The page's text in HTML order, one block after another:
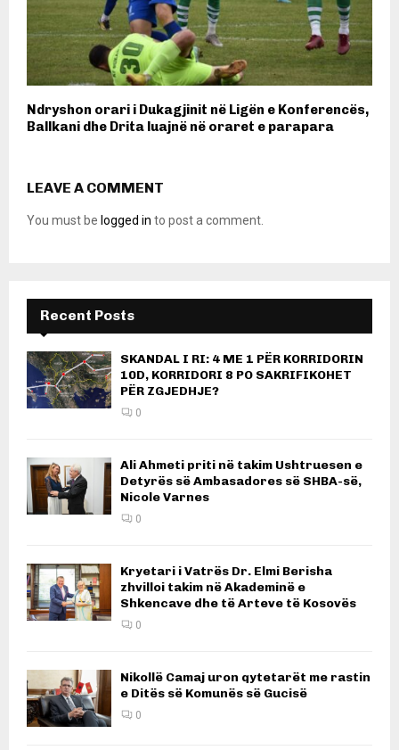
Ndryshon orari i Dukagjinit në Ligën e Konferencës,
Ballkani dhe Drita luajnë në oraret e parapara
LEAVE A COMMENT
You must be logged in to post a comment.
Recent Posts
SKANDAL I RI: 4 ME 1 PËR KORRIDORIN
10D, KORRIDORI 8 PO SAKRIFIKOHET
PËR ZGJEDHJE?
0
Ali Ahmeti priti në takim Ushtruesen e
Detyrës së Ambasadores së SHBA-së,
Nicole Varnes
0
Kryetari i Vatrës Dr. Elmi Berisha
zhvilloi takim në Akademinë e
Shkencave dhe të Arteve të Kosovës
0
Nikollë Camaj uron qytetarët me rastin
e Ditës së Komunës së Gucisë
0